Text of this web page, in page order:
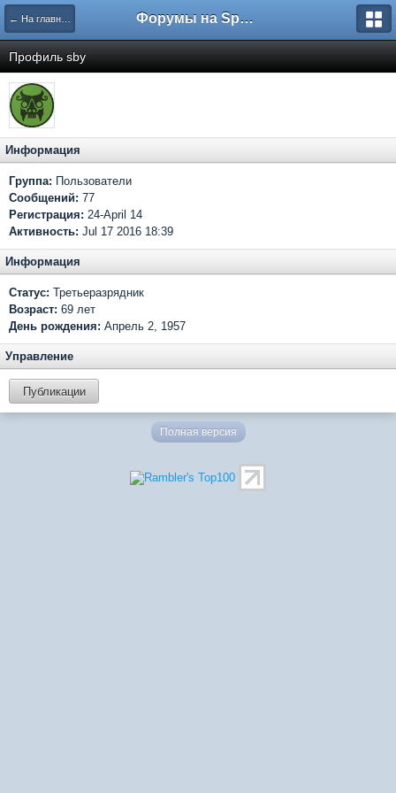
← На главную Форумы на Sportbox.ru
Профиль sby
Информация
Группа: Пользователи
Сообщений: 77
Регистрация: 24-April 14
Активность: Jul 17 2016 18:39
Информация
Статус: Третьеразрядник
Возраст: 69 лет
День рождения: Апрель 2, 1957
Управление
Публикации
Полная версия